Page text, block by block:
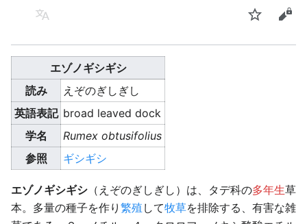
言語 ウォッチソ
エゾノギシギシ
読み
えぞのぎしぎし
英語表記 broad leaved dock
学名
Rumex obtusifolius
参照
ギシギシ
エゾノギシギシ （えぞのぎしぎし）は、タデ科の多年生草
本。多量の種子を作り 繁殖 して牧草を排除する、有害な雑